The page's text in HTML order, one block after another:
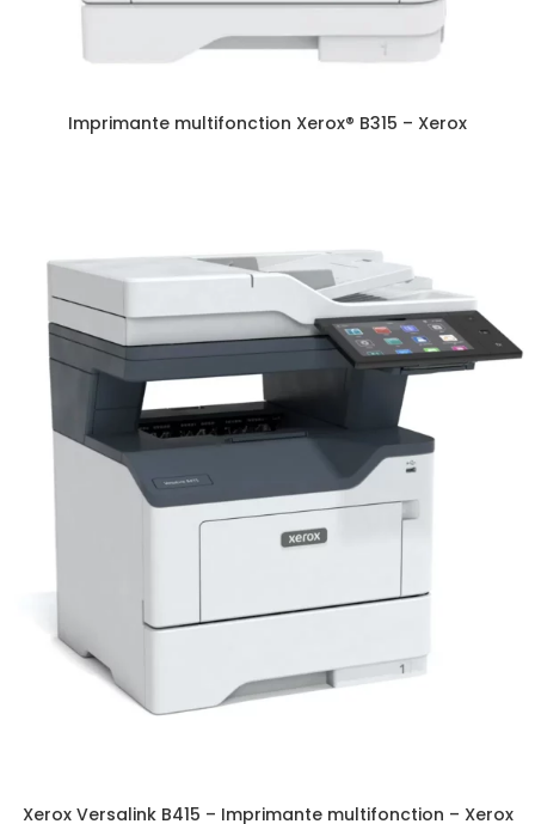
Imprimante multifonction Xerox® B315 – Xerox
Xerox Versalink B415 – Imprimante multifonction – Xerox